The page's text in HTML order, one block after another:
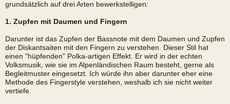
grundsätzlich auf drei Arten bewerkstelligen:
1. Zupfen mit Daumen und Fingern
Darunter ist das Zupfen der Bassnote mit dem Daumen und Zupfen
der Diskantsaiten mit den Fingern zu verstehen. Dieser Stil hat
einen "hüpfenden" Polka-artigen Effekt. Er wird in der echten
Volksmusik, wie sie im Alpenländischen Raum besteht, gerne als
Begleitmuster eingesetzt. Ich würde ihn aber darunter eher eine
Methode des Fingerstyle verstehen, weshalb ich sie nicht weiter
vertiefe.